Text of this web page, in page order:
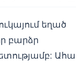
եղած
բարձր
Ահա